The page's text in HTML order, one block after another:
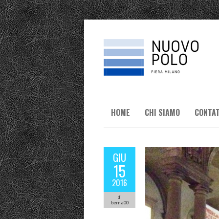
HOME CHI SIAMO
GIU
15
2016
di
berna00